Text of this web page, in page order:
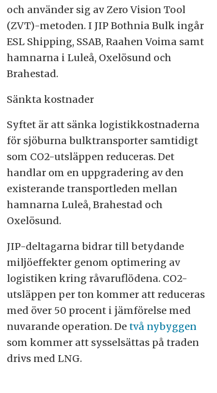
och använder sig av Zero Vision Tool
(ZVT)-metoden. I JIP Bothnia Bulk ingår
ESL Shipping, SSAB, Raahen Voima samt
hamnarna i Luleå, Oxelösund och
Brahestad.
Sänkta kostnader
Syftet är att sänka logistikkostnaderna
för sjöburna bulktransporter samtidigt
som CO2-utsläppen reduceras. Det
handlar om en uppgradering av den
existerande transportleden mellan
hamnarna Luleå, Brahestad och
Oxelösund.
JIP-deltagarna bidrar till betydande
miljöeffekter genom optimering av
logistiken kring råvaruflödena. CO2-
utsläppen per ton kommer att reduceras
med över 50 procent i jämförelse med
nuvarande operation. De två nybyggen
som kommer att sysselsättas på traden
drivs med LNG.